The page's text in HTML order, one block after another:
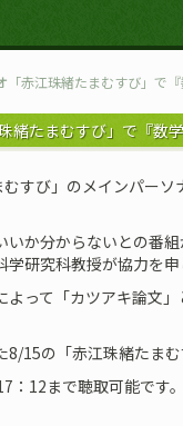
「赤江珠緒たまむすび」で
緒たまむすび」で『数
すび」のメインパー
か分からないとの番
学研究科教授が協力を
って「カツアキ論文
8/15の「赤江珠緒たま
12まで聴取可能です